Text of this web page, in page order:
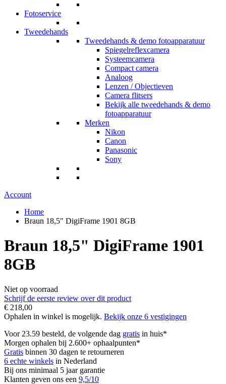
Fotoservice
Tweedehands
Tweedehands & demo fotoapparatuur
Spiegelreflexcamera
Systeemcamera
Compact camera
Analoog
Lenzen / Objectieven
Camera flitsers
Bekijk alle tweedehands & demo
fotoapparatuur
Merken
Nikon
Canon
Panasonic
Sony
Account
Home
Braun 18,5" DigiFrame 1901 8GB
Braun 18,5" DigiFrame 1901
8GB
Niet op voorraad
Schrijf de eerste review over dit product
€ 218,00
Ophalen in winkel is mogelijk. Bekijk onze 6 vestigingen
Voor 23.59 besteld, de volgende dag gratis in huis*
Morgen ophalen bij 2.600+ ophaalpunten*
Gratis binnen 30 dagen te retourneren
6 echte winkels in Nederland
Bij ons minimaal 5 jaar garantie
Klanten geven ons een 9,5/10